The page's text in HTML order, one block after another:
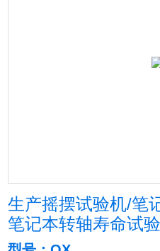
生产摇摆试验机/笔
笔记本转轴寿命试